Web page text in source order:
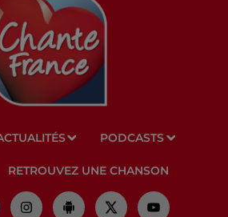
PODCASTS
RETROUVEZ UNE CHANSON